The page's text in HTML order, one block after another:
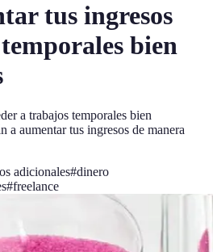
tus ingresos
bien
a trabajos temporales bien
a aumentar tus ingresos de manera
adicionales#dinero
#freelance